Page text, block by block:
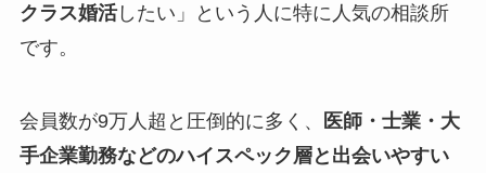
クラス婚活したい」という人に特に人気の相談所
です。
会員数が9万人超と圧倒的に多く、
医師・士業・大
手企業勤務などのハイスペック層と出会いやすい